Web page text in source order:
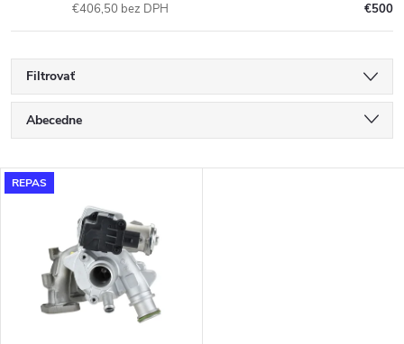
€500
€406,50 bez DPH
Filtrovať
R
a
Abecedne
Najdrahšie
Najpredávanejšie
V
REPAS